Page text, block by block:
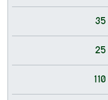
35
25
110